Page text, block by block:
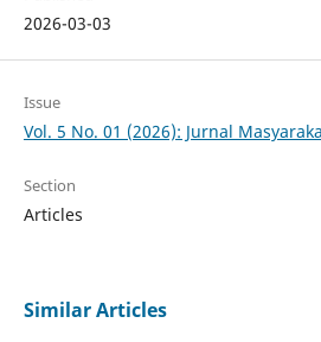
2026-03-03
Issue
Vol. 5 No. 01 (2026): Jurnal
Section
Articles
Similar Articles